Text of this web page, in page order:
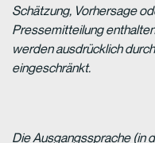
Schätzung, Vorhersage
Pressemitteilung
werden ausdrücklich
eingeschränkt.
Die Ausgangssprache (in